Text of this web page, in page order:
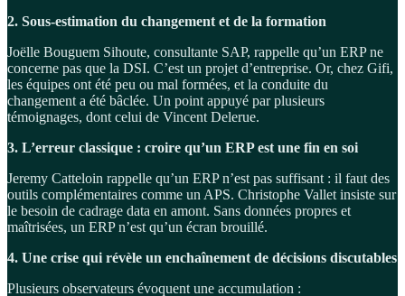
2. Sous-estimation du changement et de la formation
Joëlle Bouguem Sihoute, consultante SAP, rappelle qu’un ERP ne
concerne pas que la DSI. C’est un projet d’entreprise. Or, chez Gifi,
les équipes ont été peu ou mal formées, et la conduite du
changement a été bâclée. Un point appuyé par plusieurs
témoignages, dont celui de Vincent Delerue.
3. L’erreur classique : croire qu’un ERP est une fin en soi
Jeremy Catteloin rappelle qu’un ERP n’est pas suffisant : il faut des
outils complémentaires comme un APS. Christophe Vallet insiste sur
le besoin de cadrage data en amont. Sans données propres et
maîtrisées, un ERP n’est qu’un écran brouillé.
4. Une crise qui révèle un enchaînement de décisions discutables
Plusieurs observateurs évoquent une accumulation :